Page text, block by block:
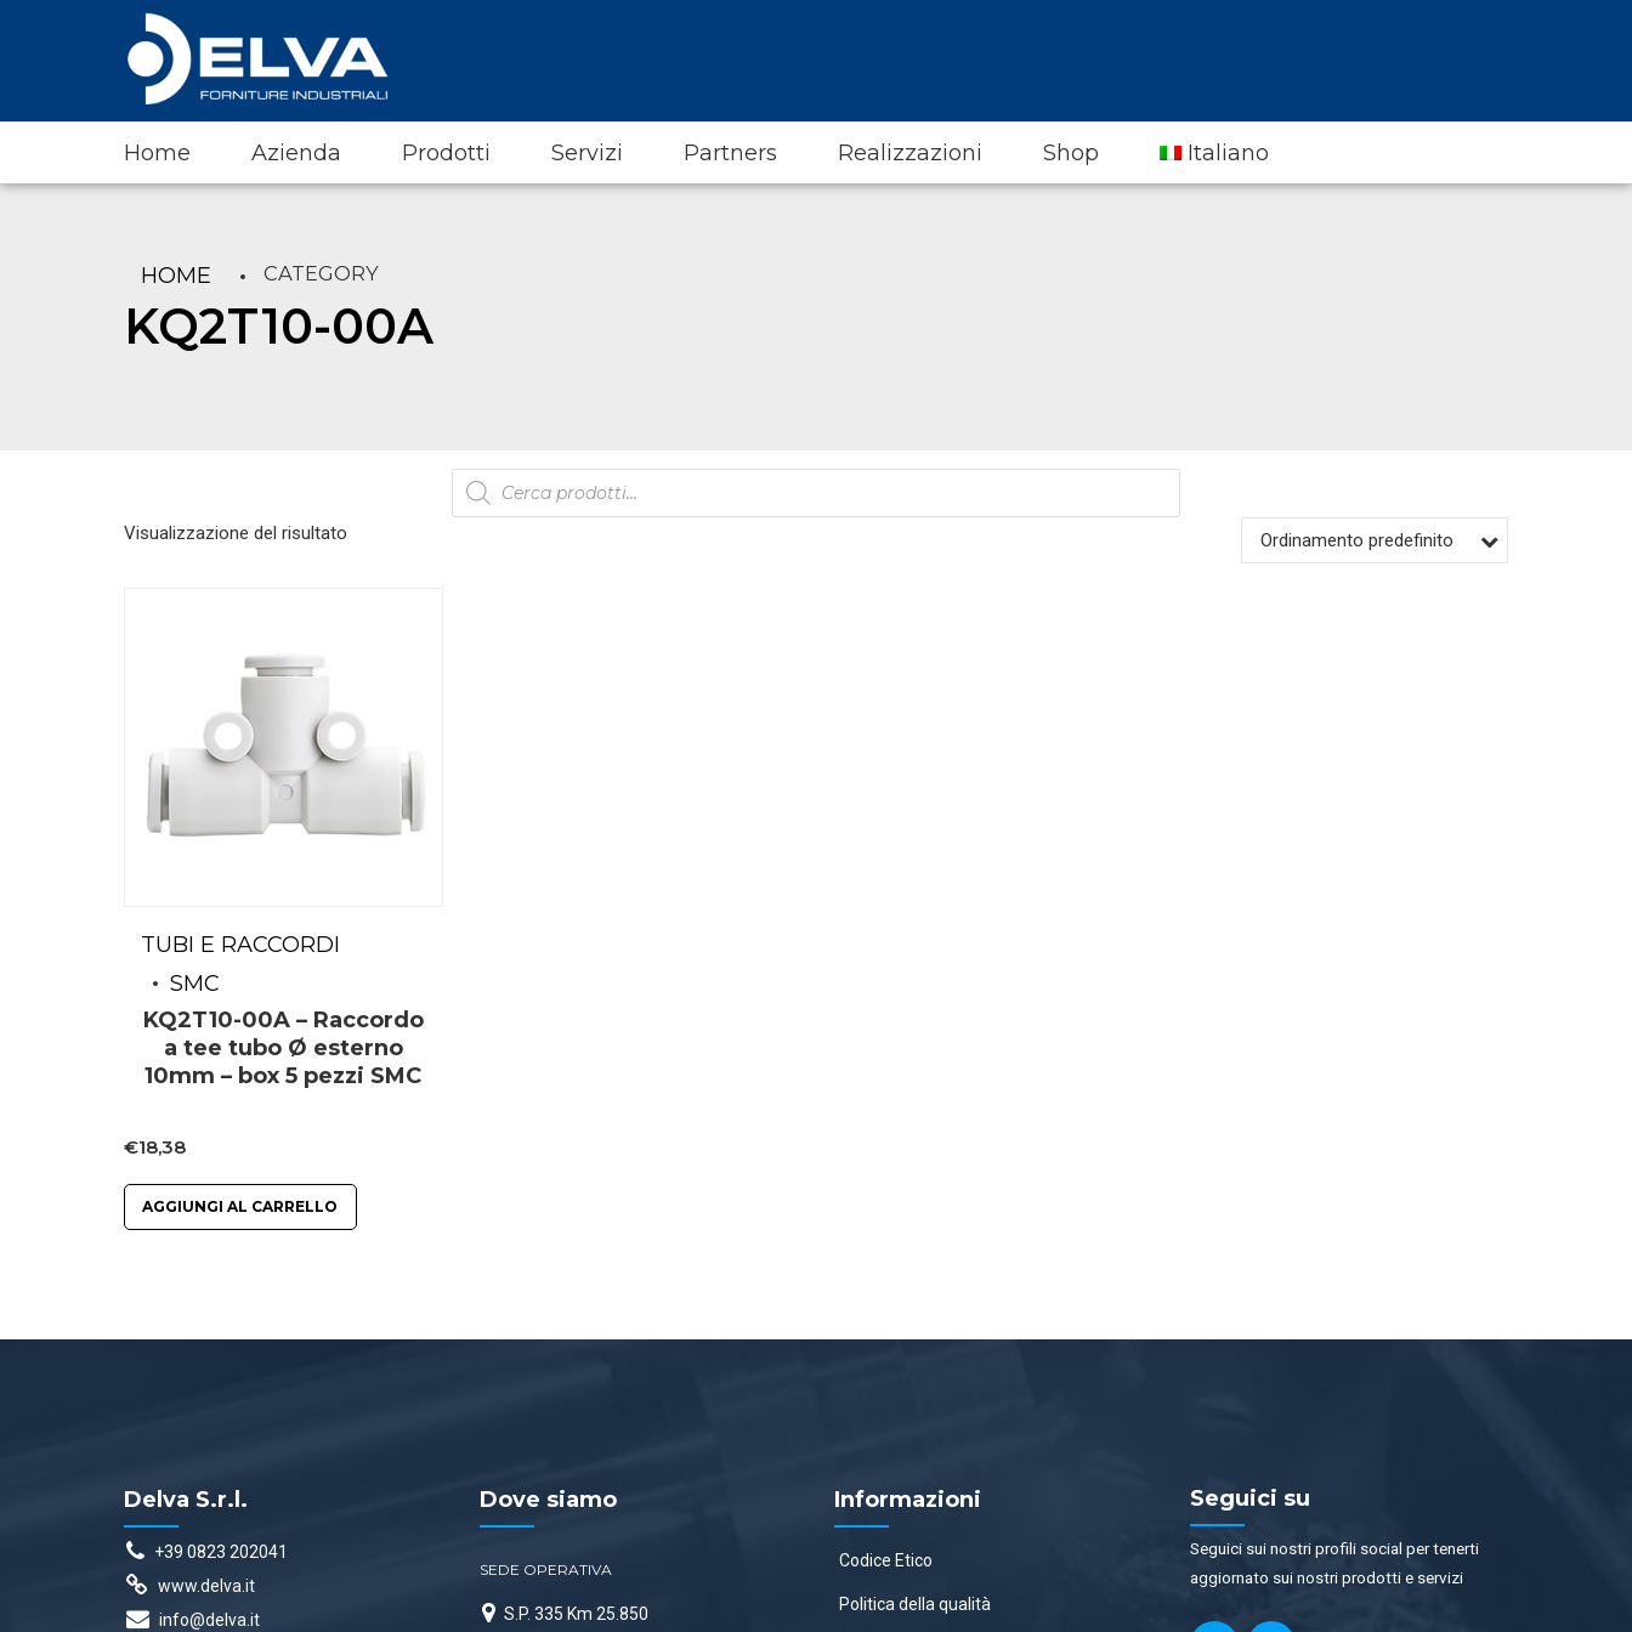
Home Azienda Prodotti Servizi Partners Realizzazioni Shop Italiano
HOME CATEGORY
KQ2T10-00A
Products
search
Visualizzazione del risultato Ordinamento predefinito
TUBI E RACCORDI
SMC
KQ2T10-00A – Raccordo
a tee tubo Ø esterno
10mm – box 5 pezzi SMC
€18,38
AGGIUNGI AL CARRELLO
Delva S.r.l.
+39 0823 202041
www.delva.it
info@delva.it
Dove siamo
SEDE OPERATIVA
S.P. 335 Km 25.850
Informazioni
Codice Etico
Politica della qualità
Seguici su
Seguici sui nostri profili social per tenerti
aggiornato sui nostri prodotti e servizi